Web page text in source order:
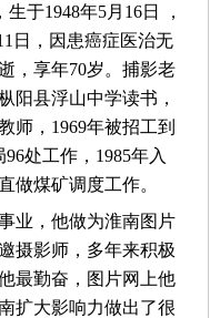
于1948年5月16日 ，
日，因患癌症医治无
，享年70岁。捕影老
阳县浮山中学读书，
师，1969年被招工到
处工作，1985年入
做煤矿调度工作。
业，他做为淮南图片
摄影师，多年来积极
最勤奋，图片网上他
扩大影响力做出了很